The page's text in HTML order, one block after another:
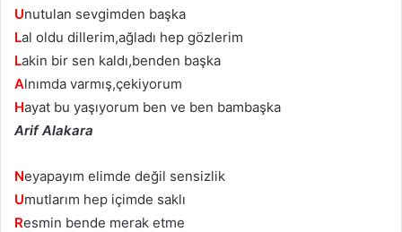
Unutulan sevgimden başka
Lal oldu dillerim,ağladı hep gözlerim
Lakin bir sen kaldı,benden başka
Alnımda varmış,çekiyorum
Hayat bu yaşıyorum ben ve ben bambaşka
Arif Alakara
Neyapayım elimde değil sensizlik
Umutlarım hep içimde saklı
Resmin bende merak etme